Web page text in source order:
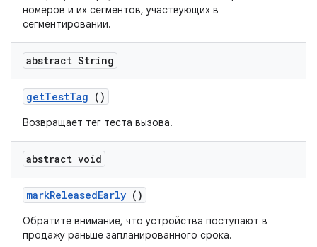
номеров и их сегментов, участвующих в
сегментировании.
abstract String
getTestTag ()
Возвращает тег теста вызова.
abstract void
markReleasedEarly ()
Обратите внимание, что устройства поступают в
продажу раньше запланированного срока.